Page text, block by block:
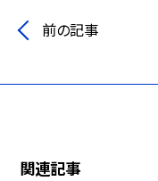
前の記事
関連記事